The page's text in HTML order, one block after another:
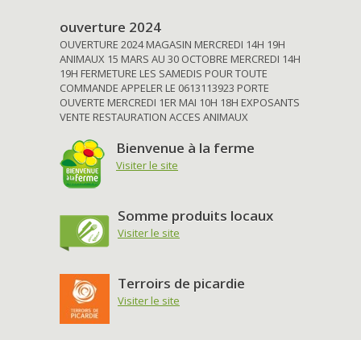
ouverture 2024
OUVERTURE 2024 MAGASIN MERCREDI 14H 19H
ANIMAUX 15 MARS AU 30 OCTOBRE MERCREDI 14H
19H FERMETURE LES SAMEDIS POUR TOUTE
COMMANDE APPELER LE 0613113923 PORTE
OUVERTE MERCREDI 1ER MAI 10H 18H EXPOSANTS
VENTE RESTAURATION ACCES ANIMAUX
Bienvenue à la ferme
Visiter le site
Somme produits locaux
Visiter le site
Terroirs de picardie
Visiter le site